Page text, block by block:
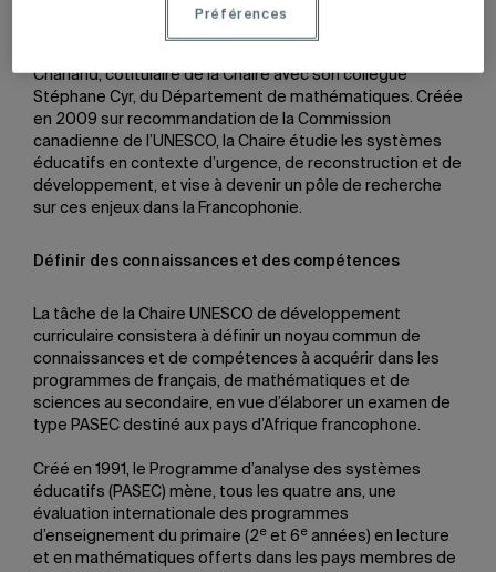
d’offres international, ce qui constitue une belle marque
Charland, cotitulaire de la Chaire avec son collègue
Stéphane Cyr, du Département de mathématiques. Créée
en 2009 sur recommandation de la Commission
canadienne de l’UNESCO, la Chaire étudie les systèmes
éducatifs en contexte d’urgence, de reconstruction et de
développement, et vise à devenir un pôle de recherche
sur ces enjeux dans la Francophonie.
Définir des connaissances et des compétences
La tâche de la Chaire UNESCO de développement
curriculaire consistera à définir un noyau commun de
connaissances et de compétences à acquérir dans les
programmes de français, de mathématiques et de
sciences au secondaire, en vue d’élaborer un examen de
type PASEC destiné aux pays d’Afrique francophone.
Créé en 1991, le Programme d’analyse des systèmes
éducatifs (PASEC) mène, tous les quatre ans, une
évaluation internationale des programmes
d’enseignement du primaire (2 e et 6 e années) en lecture
et en mathématiques offerts dans les pays membres de
Préférences